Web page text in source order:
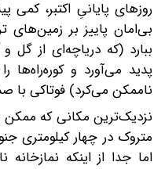
روزهای پایانیِ اکتبر، کمی
بی‌امان پاییز بر
ببارد (که دریاچه‌ای از گل
پدید می‌آورد و کوره‌راه‌ها
ناممکن می‌کرد) فوتاکی با
نزدیک‌ترین مکانی که ممکن
متروک در چهار کیلومتری
اما جدا از اینکه